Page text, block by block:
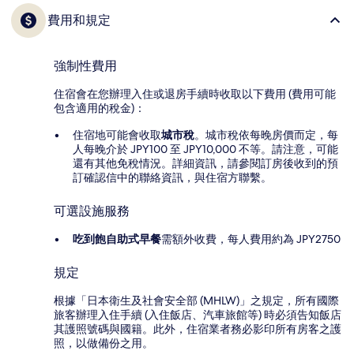
費用和規定
強制性費用
住宿會在您辦理入住或退房手續時收取以下費用 (費用可能
包含適用的稅金)：
住宿地可能會收取城市稅。城市稅依每晚房價而定，每
人每晚介於 JPY100 至 JPY10,000 不等。請注意，可能
還有其他免稅情況。詳細資訊，請參閱訂房後收到的預
訂確認信中的聯絡資訊，與住宿方聯繫。
可選設施服務
吃到飽自助式早餐需額外收費，每人費用約為 JPY2750
規定
根據「日本衛生及社會安全部 (MHLW)」之規定，所有國際
旅客辦理入住手續 (入住飯店、汽車旅館等) 時必須告知飯店
其護照號碼與國籍。此外，住宿業者務必影印所有房客之護
照，以做備份之用。